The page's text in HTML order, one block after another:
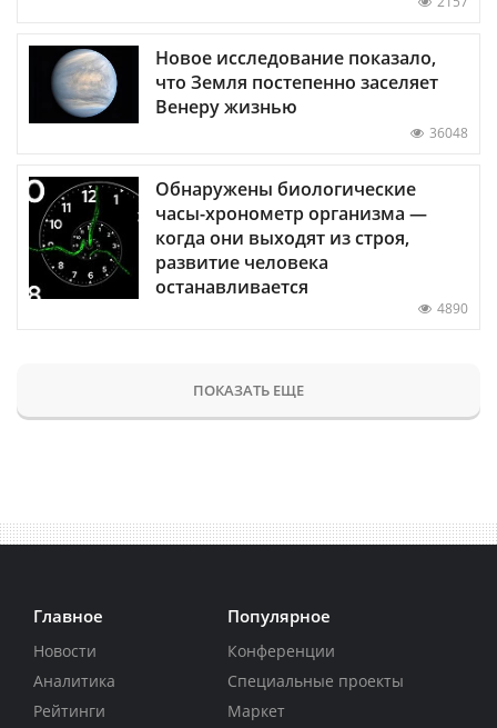
Новое исследование показало,
что Земля постепенно заселяет
Венеру жизнью
36048
Обнаружены биологические
часы-хронометр организма —
когда они выходят из строя,
развитие человека
останавливается
4890
ПОКАЗАТЬ ЕЩЕ
Главное
Новости
Аналитика
Рейтинги
Популярное
Конференции
Специальные проекты
Маркет